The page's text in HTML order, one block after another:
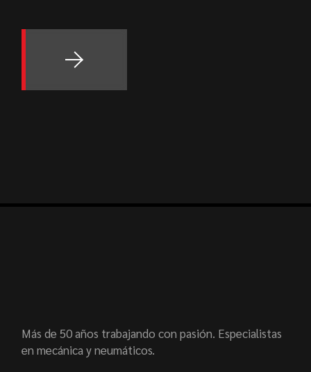
Más de 50 años trabajando con pasión. Especialistas
en mecánica y neumáticos.